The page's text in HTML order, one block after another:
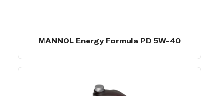
MANNOL Energy Formula PD 5W-40